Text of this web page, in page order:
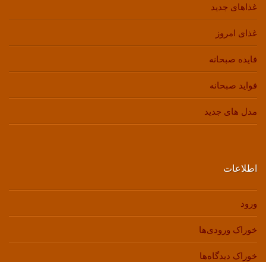
غذاهای جدید
غذای امروز
فایده صبحانه
فواید صبحانه
مدل های جدید
اطلاعات
ورود
خوراک ورودی‌ها
خوراک دیدگاه‌ها